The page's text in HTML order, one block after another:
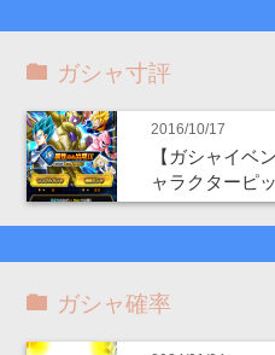
ガシャ寸評
2016/10/17
【ガシャイベ
ャラクターピ
ガシャ確率